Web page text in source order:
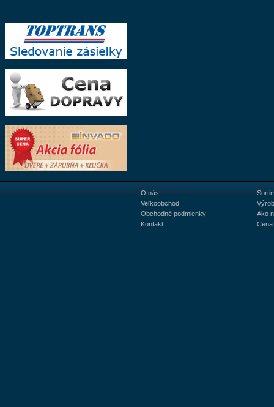
O nás
Veľkoobchod
Obchodné podmienky
Kontakt
Ako